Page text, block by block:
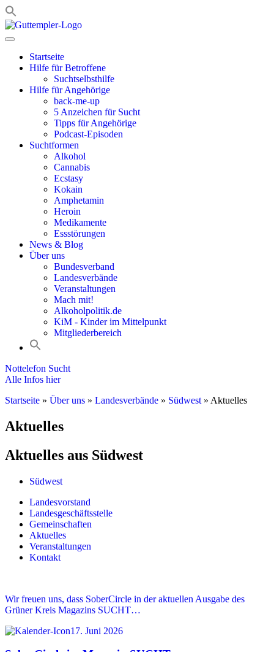
Zum
Inhalt
Startseite
Hilfe für Betroffene
Suchtselbsthilfe
Hilfe für Angehörige
back-me-up
5 Anzeichen für Sucht
Tipps für Angehörige
Podcast-Episoden
Suchtformen
Alkohol
Cannabis
Ecstasy
Kokain
Amphetamin
Heroin
Medikamente
Essstörungen
News & Blog
Über uns
Bundesverband
Landesverbände
Veranstaltungen
Mach mit!
Alkoholpolitik.de
KiM - Kinder im Mittelpunkt
Mitgliederbereich
Nottelefon Sucht
Alle Infos hier
Startseite » Über uns » Landesverbände » Südwest » Aktuelles
Aktuelles
Aktuelles aus Südwest
Südwest
Landesvorstand
Landesgeschäftsstelle
Gemeinschaften
Aktuelles
Veranstaltungen
Kontakt
Wir freuen uns, dass SoberCircle in der aktuellen Ausgabe des
Grüner Kreis Magazins SUCHT…
17. Juni 2026